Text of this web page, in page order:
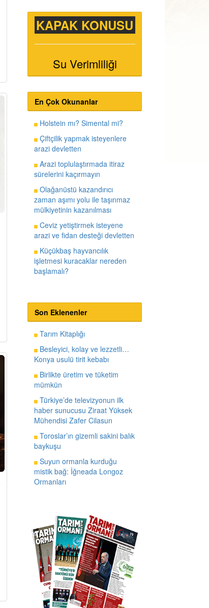
KAPAK KONUSU
Su Verimliliği
En Çok Okunanlar
Holstein mı? Simental mi?
Çiftçilik yapmak isteyenlere
arazi devletten
Arazi toplulaştırmada itiraz
sürelerini kaçırmayın
Olağanüstü kazandırıcı
zaman aşımı yolu ile taşınmaz
mülkiyetinin kazanılması
Ceviz yetiştirmek isteyene
arazi ve fidan desteği devletten
Küçükbaş hayvancılık
işletmesi kuracaklar nereden
başlamalı?
Son Eklenenler
Tarım Kitaplığı
Besleyici, kolay ve lezzetli…
Konya usulü tirit kebabı
Birlikte üretim ve tüketim
mümkün
Türkiye’de televizyonun ilk
haber sunucusu Ziraat Yüksek
Mühendisi Zafer Cilasun
Toroslar’ın gizemli sakini balık
baykuşu
Suyun ormanla kurduğu
mistik bağ: İğneada Longoz
Ormanları